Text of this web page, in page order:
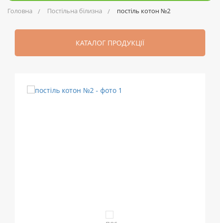
Головна Постільна білизна постіль котон №2
КАТАЛОГ ПРОДУКЦІЇ